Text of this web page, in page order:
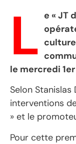
L e « JT
le mercredi
Selon
interventions
» et le
Pour cette